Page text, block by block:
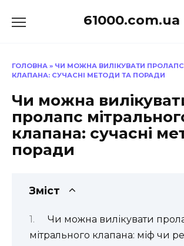
до
61000.com.ua
ГОЛОВНА » ЧИ МОЖНА ВИЛІКУВАТИ
КЛАПАНА: СУЧАСНІ МЕТОДИ ТА ПОРАДИ
Чи можна
пролапс
клапана: сучасні
поради
Зміст
Чи можна вилікувати
мітрального клапана: міф чи